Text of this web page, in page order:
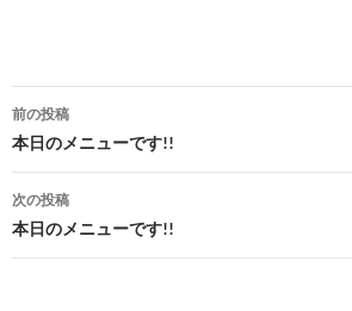
投
稿
ナ
ビ
前の投稿
本日のメニューです!!
次の投稿
本日のメニューです!!